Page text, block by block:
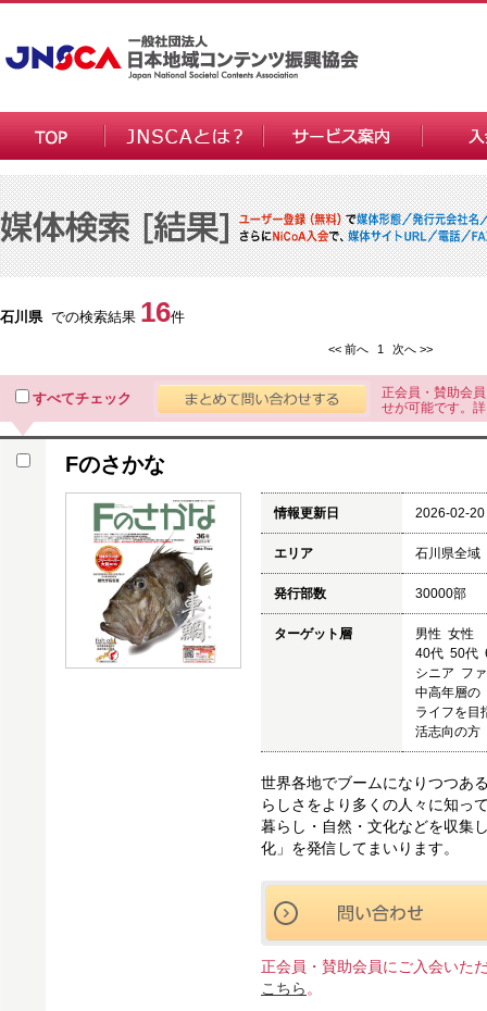
石川県 での検索結果 16件
<< 前へ 1 次へ >>
すべてチェック
正会員・賛助会
せが可能です。
Fのさかな
情報更新日 2026-02-
エリア 石川県全域
発行部数 30000部
ターゲット層
男性 女性
40代 50代
シニア フ
中高年層の
ライフを目
活志向の方
世界各地でブームになりつつあ
らしさをより多くの人々に知っ
暮らし・自然・文化などを収集
化」を発信してまいります。
正会員・賛助会員にご入会いた
こちら 。